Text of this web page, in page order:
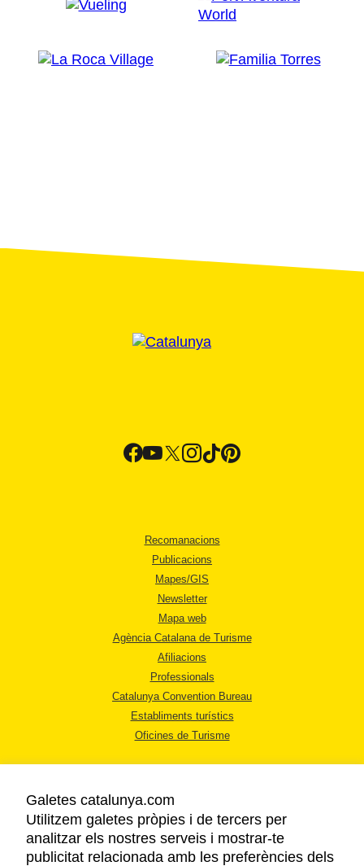
Recomanacions
Publicacions
Mapes/GIS
Newsletter
Mapa web
Agència Catalana de Turisme
Afiliacions
Professionals
Catalunya Convention Bureau
Establiments turístics
Oficines de Turisme
AVÍS LEGAL
Galetes catalunya.com
Utilitzem galetes pròpies i de tercers per
analitzar els nostres serveis i mostrar-te
publicitat relacionada amb les preferències dels